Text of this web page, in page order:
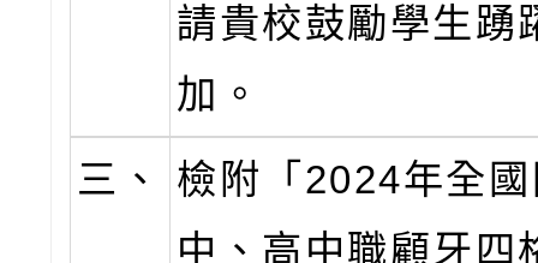
請貴校鼓勵學生踴
加。
三、
檢附「2024年全
中、高中職顧牙四